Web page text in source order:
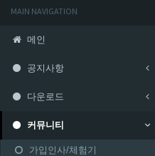
MAIN NAVIGATION
메인
공지사항
다운로드
커뮤니티
가입인사/체험기